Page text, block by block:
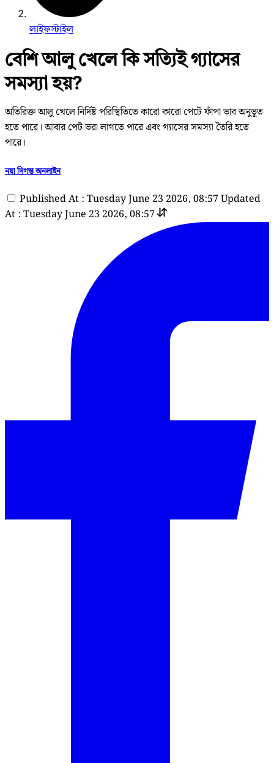
লাইফস্টাইল
বেশি আলু খেলে কি সত্যিই গ্যাসের
সমস্যা হয়?
অতিরিক্ত আলু খেলে নির্দিষ্ট পরিস্থিতিতে কারো কারো পেটে ফাঁপা ভাব অনুভূত
হতে পারে। আবার পেট ভরা লাগতে পারে এবং গ্যাসের সমস্যা তৈরি হতে
পারে।
নয়া দিগন্ত অনলাইন
Published At : Tuesday June 23 2026, 08:57 Updated
At : Tuesday June 23 2026, 08:57